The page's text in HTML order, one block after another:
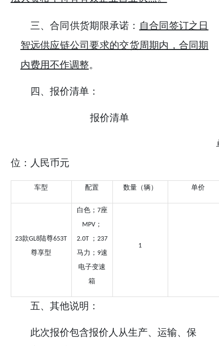
三、合同供货期限承诺： 自合同签订之日
智远供应链公司要求的交货周期内，合同期
内费用不作调整。
四、报价清单：
报价清单
位：人民币元
车型 配置 数量（辆） 单价
23款GL8陆尊653T
尊享型
白色； 7座
MPV；
2.0T ； 237
马力； 9速
电子变速
箱
1
五、其他说明：
此次报价包含报价人从生产、运输、保